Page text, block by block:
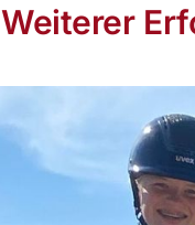
Weiterer